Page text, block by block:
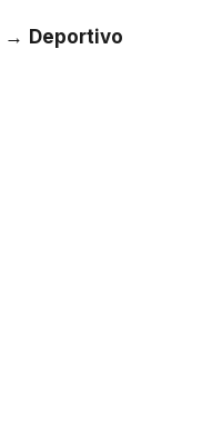
→ Deportivo